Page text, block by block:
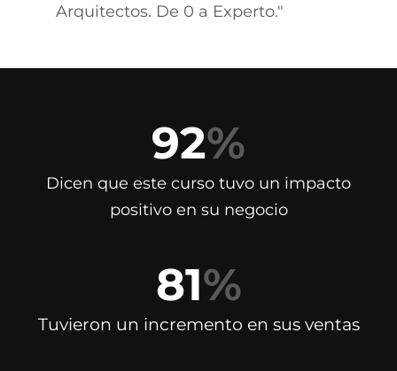
Arquitectos. De 0 a Experto."
92%
Dicen que este curso tuvo un impacto
positivo en su negocio
81%
Tuvieron un incremento en sus ventas